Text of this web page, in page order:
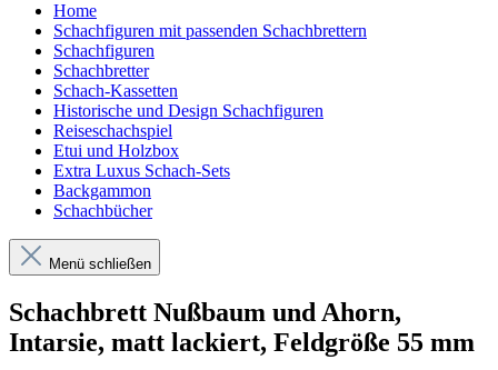
Home
Schachfiguren mit passenden Schachbrettern
Schachfiguren
Schachbretter
Schach-Kassetten
Historische und Design Schachfiguren
Reiseschachspiel
Etui und Holzbox
Extra Luxus Schach-Sets
Backgammon
Schachbücher
Menü schließen
Schachbrett Nußbaum und Ahorn,
Intarsie, matt lackiert, Feldgröße 55 mm